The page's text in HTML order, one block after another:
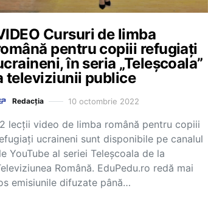
Cursuri de limba
pentru copiii refugiați
în seria „Teleșcoala”
televiziunii publice
Redacția 10 octombrie 2022
lecții video de limba română pentru copiii
ucraineni sunt disponibile pe canalul
YouTube al seriei Teleșcoala de la
Română. EduPedu.ro redă mai
emisiunile difuzate până…